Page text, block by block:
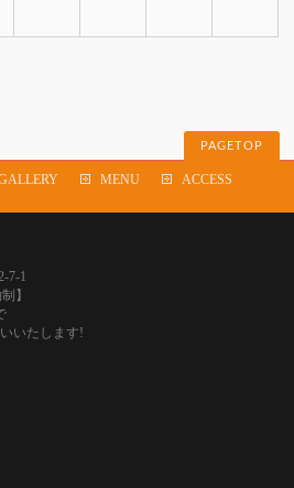
PAGETOP
MENU
ACCESS
7-1
】
いたします!